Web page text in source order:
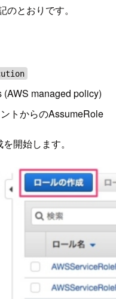
とおりです。
managed policy)
トからのAssumeRole
開始します。